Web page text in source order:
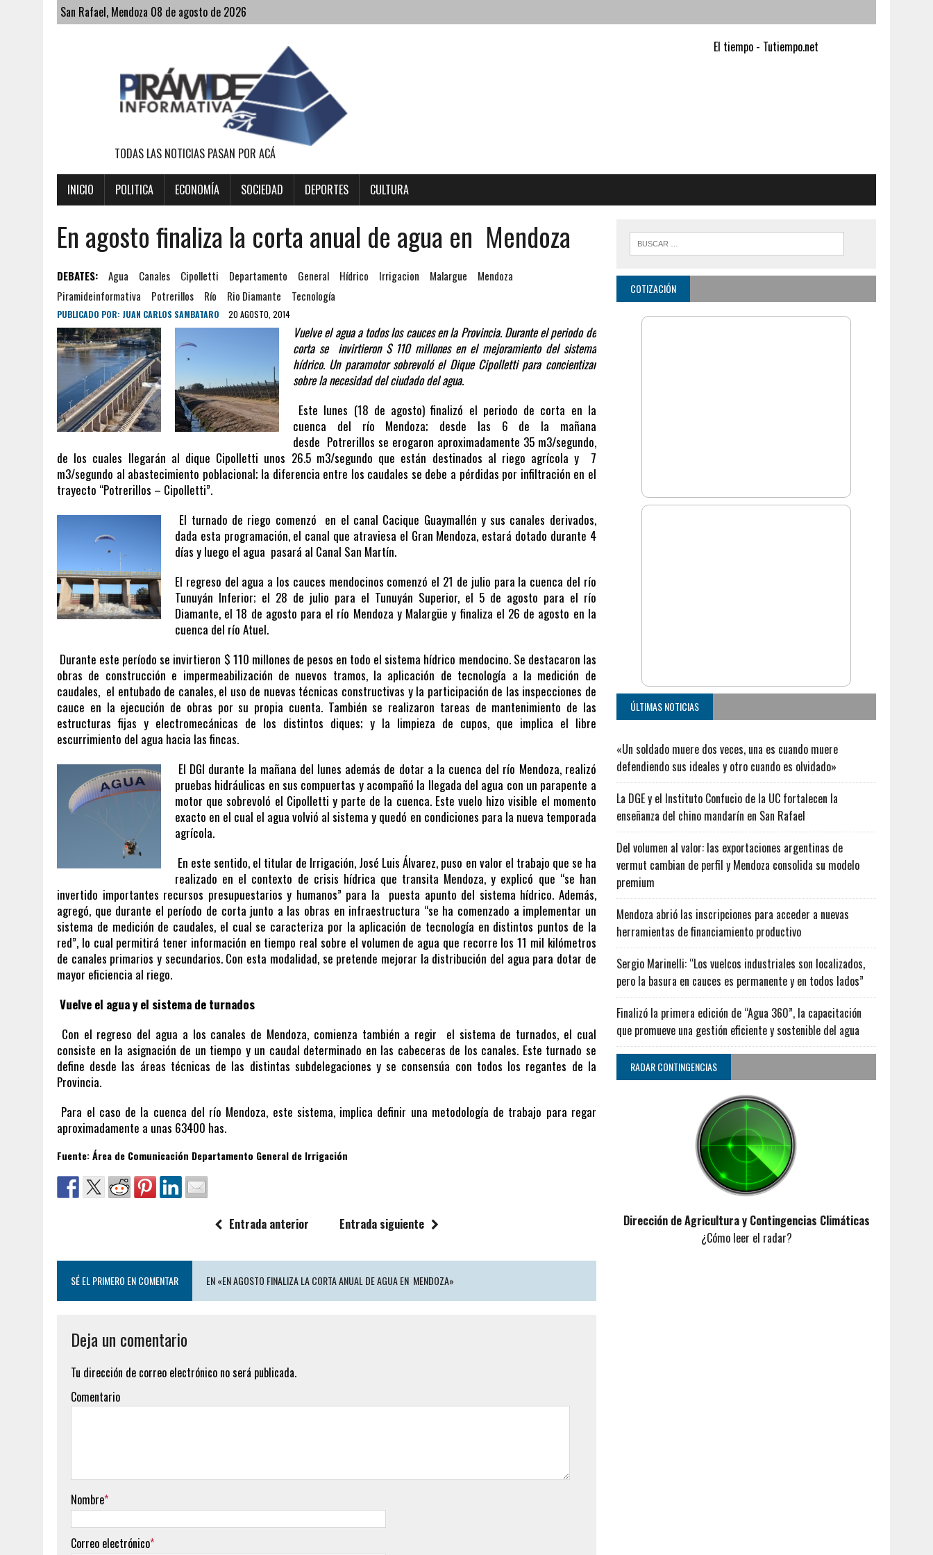
San Rafael, Mendoza 08 de agosto de 2026
TODAS LAS NOTICIAS PASAN POR ACÁ
El tiempo - Tutiempo.net
INICIO POLITICA ECONOMÍA SOCIEDAD DEPORTES CULTURA
En agosto finaliza la corta anual de agua en Mendoza
DEBATES: Agua Canales Cipolletti Departamento General Hídrico Irrigacion Malargue
Mendoza
Piramideinformativa
Potrerillos Río Rio Diamante Tecnología
PUBLICADO POR: JUAN CARLOS SAMBATARO 20 AGOSTO, 2014
Vuelve el agua a todos los cauces en la Provincia. Durante el periodo de
corta se invirtieron $ 110 millones en el mejoramiento del sistema
hídrico. Un paramotor sobrevoló el Dique Cipolletti para concientizar
sobre la necesidad del ciudado del agua.
Este lunes (18 de agosto) finalizó el periodo de corta en la
cuenca del río Mendoza; desde las 6 de la mañana
desde Potrerillos se erogaron aproximadamente 35 m3/segundo,
de los cuales llegarán al dique Cipolletti unos 26.5 m3/segundo que están destinados al riego agrícola y 7
m3/segundo al abastecimiento poblacional; la diferencia entre los caudales se debe a pérdidas por infiltración en el
trayecto “Potrerillos – Cipolletti”.
El turnado de riego comenzó en el canal Cacique Guaymallén y sus canales derivados,
dada esta programación, el canal que atraviesa el Gran Mendoza, estará dotado durante 4
días y luego el agua pasará al Canal San Martín.
El regreso del agua a los cauces mendocinos comenzó el 21 de julio para la cuenca del río
Tunuyán Inferior; el 28 de julio para el Tunuyán Superior, el 5 de agosto para el río
Diamante, el 18 de agosto para el río Mendoza y Malargüe y finaliza el 26 de agosto en la
cuenca del río Atuel.
Durante este período se invirtieron $ 110 millones de pesos en todo el sistema hídrico mendocino. Se destacaron las
obras de construcción e impermeabilización de nuevos tramos, la aplicación de tecnología a la medición de
caudales, el entubado de canales, el uso de nuevas técnicas constructivas y la participación de las inspecciones de
cauce en la ejecución de obras por su propia cuenta. También se realizaron tareas de mantenimiento de las
estructuras fijas y electromecánicas de los distintos diques; y la limpieza de cupos, que implica el libre
escurrimiento del agua hacia las fincas.
El DGI durante la mañana del lunes además de dotar a la cuenca del río Mendoza, realizó
pruebas hidráulicas en sus compuertas y acompañó la llegada del agua con un parapente a
motor que sobrevoló el Cipolletti y parte de la cuenca. Este vuelo hizo visible el momento
exacto en el cual el agua volvió al sistema y quedó en condiciones para la nueva temporada
agrícola.
En este sentido, el titular de Irrigación, José Luis Álvarez, puso en valor el trabajo que se ha
realizado en el contexto de crisis hídrica que transita Mendoza, y explicó que “se han
invertido importantes recursos presupuestarios y humanos” para la puesta apunto del sistema hídrico. Además,
agregó, que durante el período de corta junto a las obras en infraestructura “se ha comenzado a implementar un
sistema de medición de caudales, el cual se caracteriza por la aplicación de tecnología en distintos puntos de la
red”, lo cual permitirá tener información en tiempo real sobre el volumen de agua que recorre los 11 mil kilómetros
de canales primarios y secundarios. Con esta modalidad, se pretende mejorar la distribución del agua para dotar de
mayor eficiencia al riego.
Vuelve el agua y el sistema de turnados
Con el regreso del agua a los canales de Mendoza, comienza también a regir el sistema de turnados, el cual
consiste en la asignación de un tiempo y un caudal determinado en las cabeceras de los canales. Este turnado se
define desde las áreas técnicas de las distintas subdelegaciones y se consensúa con todos los regantes de la
Provincia.
Para el caso de la cuenca del río Mendoza, este sistema, implica definir una metodología de trabajo para regar
aproximadamente a unas 63400 has.
Fuente: Área de Comunicación Departamento General de Irrigación
Entrada anterior Entrada siguiente
SÉ EL PRIMERO EN COMENTAR EN «EN AGOSTO FINALIZA LA CORTA ANUAL DE AGUA EN MENDOZA»
Deja un comentario
Tu dirección de correo electrónico no será publicada.
Comentario
Nombre*
Correo electrónico*
COTIZACIÓN
ÚLTIMAS NOTICIAS
«Un soldado muere dos veces, una es cuando muere
defendiendo sus ideales y otro cuando es olvidado»
La DGE y el Instituto Confucio de la UC fortalecen la
enseñanza del chino mandarín en San Rafael
Del volumen al valor: las exportaciones argentinas de
vermut cambian de perfil y Mendoza consolida su modelo
premium
Mendoza abrió las inscripciones para acceder a nuevas
herramientas de financiamiento productivo
Sergio Marinelli: “Los vuelcos industriales son localizados,
pero la basura en cauces es permanente y en todos lados”
Finalizó la primera edición de “Agua 360”, la capacitación
que promueve una gestión eficiente y sostenible del agua
RADAR CONTINGENCIAS
Dirección de Agricultura y Contingencias Climáticas
¿Cómo leer el radar?